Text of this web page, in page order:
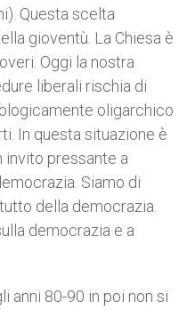
Questa scelta
gioventù. La Chiesa è
Oggi la nostra
liberali rischia di
oligarchico
In questa situazione è
invito pressante a
Siamo di
della democrazia.
democrazia e a
anni 80-90 in poi non si